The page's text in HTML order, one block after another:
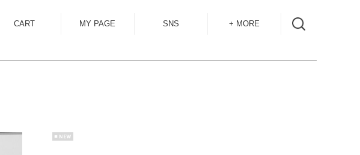
CART MY PAGE SNS + MORE